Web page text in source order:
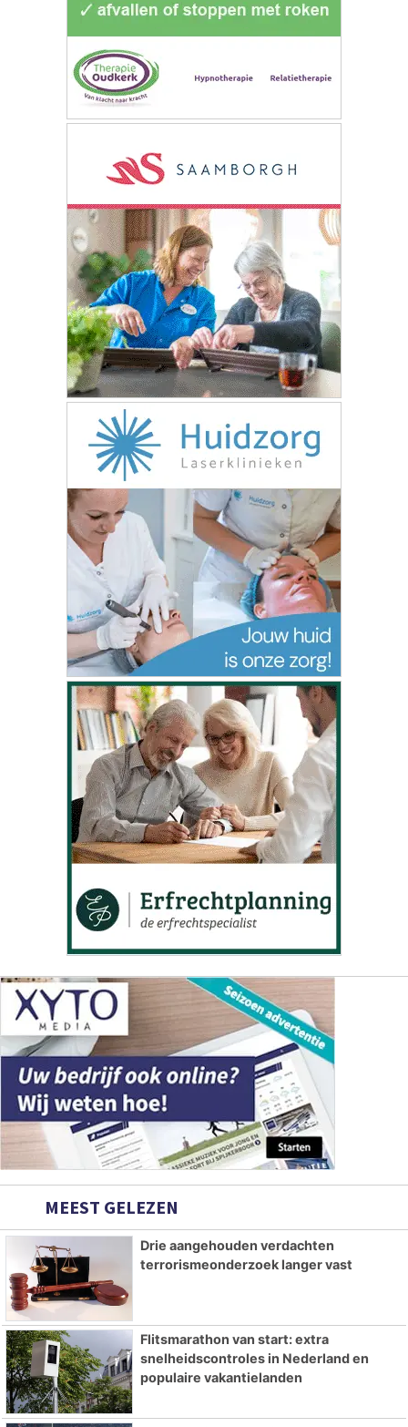
MEEST GELEZEN
Drie aangehouden verdachten
terrorismeonderzoek langer vast
Flitsmarathon van start: extra
snelheidscontroles in Nederland en
populaire vakantielanden